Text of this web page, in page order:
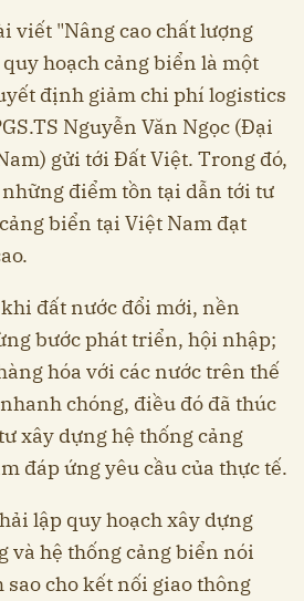
viết "Nâng cao chất lượng
hoạch cảng biển là một
định giảm chi phí logistics
Nguyễn Văn Ngọc (Đại
gửi tới Đất Việt. Trong đó,
điểm tồn tại dẫn tới tư
biển tại Việt Nam đạt
khi đất nước đổi mới, nền
bước phát triển, hội nhập;
hóa với các nước trên thế
chóng, điều đó đã thúc
xây dựng hệ thống cảng
đáp ứng yêu cầu của thực tế.
lập quy hoạch xây dựng
và hệ thống cảng biển nói
cho kết nối giao thông